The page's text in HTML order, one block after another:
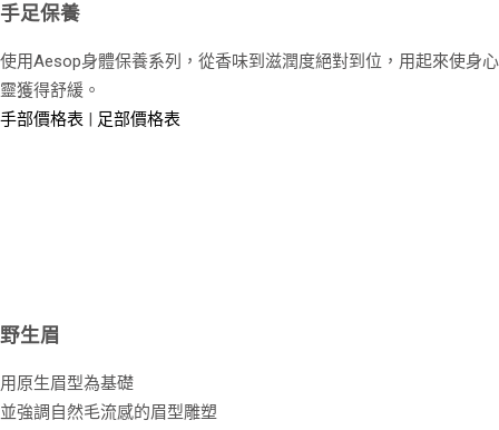
手足保養
使用Aesop身體保養系列，從香味到滋潤度絕對到位，用起來使身心
靈獲得舒緩。
手部價格表 | 足部價格表
野生眉
用原生眉型為基礎
並強調自然毛流感的眉型雕塑